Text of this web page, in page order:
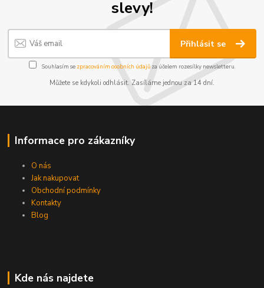
slevy!
Přihlásit se
Souhlasím se zpracováním osobních údajůza účelem rozesílky newsletteru.
Můžete se kdykoli odhlásit. Zasíláme jednou za 14 dní.
Informace pro zákazníky
O nás
Jak nakupovat
Obchodní podmínky
Kontakty
Blog
Kde nás najdete